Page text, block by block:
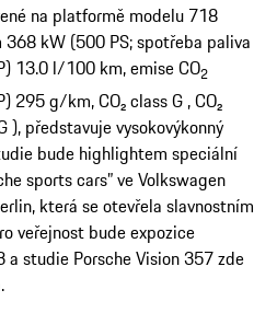
na platformě modelu 718
368 kW (500 PS; spotřeba paliva
13.0 l/100 km, emise CO2
295 g/km, CO₂ class G , CO₂
představuje vysokovýkonný
bude highlightem speciální
sports cars” ve Volkswagen
která se otevřela slavnostním
veřejnost bude expozice
studie Porsche Vision 357 zde